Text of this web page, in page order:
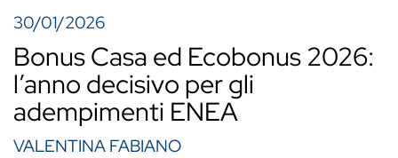
30/01/2026
Bonus Casa ed Ecobonus 2026:
l’anno decisivo per gli
adempimenti ENEA
VALENTINA FABIANO